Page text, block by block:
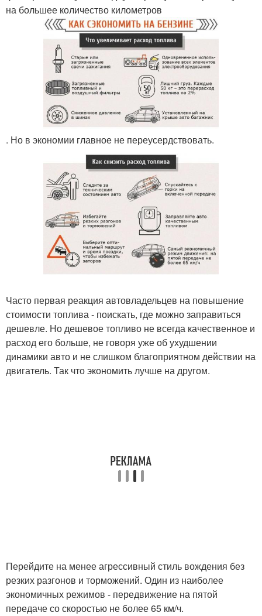
на большее количество километров
. Но в экономии главное не переусердствовать.
Часто первая реакция автовладельцев на повышение
стоимости топлива - поискать, где можно заправиться
дешевле. Но дешевое топливо не всегда качественное и
расход его больше, не говоря уже об ухудшении
динамики авто и не слишком благоприятном действии на
двигатель. Так что экономить лучше на другом.
Перейдите на менее агрессивный стиль вождения без
резких разгонов и торможений. Один из наиболее
экономичных режимов - передвижение на пятой
передаче со скоростью не более 65 км/ч.